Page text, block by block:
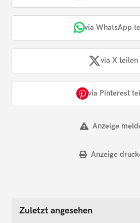
via WhatsApp
via X teilen
via Pinterest
Anzeige
Anzeige
Zuletzt angesehen